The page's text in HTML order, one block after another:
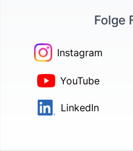
Folge
Instagram
YouTube
LinkedIn